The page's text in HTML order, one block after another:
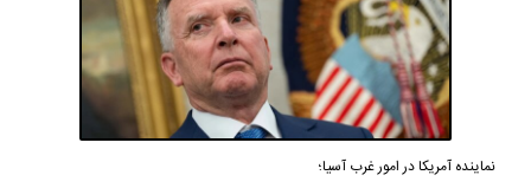
نماینده آمریکا در امور غرب آسیا؛